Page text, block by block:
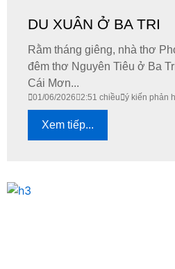
DU XUÂN Ở BA TRI
Rằm tháng giêng, nhà thơ
đêm thơ Nguyên Tiêu ở Ba
Cái Mơn...
01/06/2026 2:51 chiều ý kiến phản
Xem tiếp...